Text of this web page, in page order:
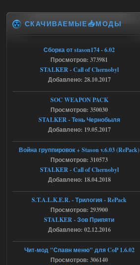
Доступно только для пользователей
Ответить ➤
Объединенный Пак 2 + OGSR +
STCoP WP 3.4
Stalker-Mods-Clan-su
Доступно только для пользователей
Ответить ➤
04.08.2026
Объединенный Пак 2 + OGSR +
STCoP WP 3.4
Доступно только для пользователей
Ответить ➤
04.08.2026
Объединенный Пак 2 + OGSR +
СКАЧИВАЕМЫЕ📥МОДЫ
Сборка от stason174 - 6.02
Просмотров: 373981
STALKER - Call of Chernobyl
Добавлено: 28.10.2017
SOC WEAPON PACK
Просмотров: 350030
STALKER - Тень Чернобыля
Добавлено: 19.05.2017
Война группировок + Stason v.6.03 (RePack)
Просмотров: 310573
STALKER - Call of Chernobyl
Добавлено: 18.04.2018
S.T.A.L.K.E.R. - Трилогия - RePack
Просмотров: 293900
STALKER - Зов Припяти
Добавлено: 02.12.2016
Чит-мод "Спавн меню" для CoP 1.6.02
Просмотров: 306140